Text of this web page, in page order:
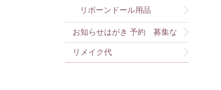
リボーンドール用品
お知らせはがき 予約 募集な
ど
リメイク代